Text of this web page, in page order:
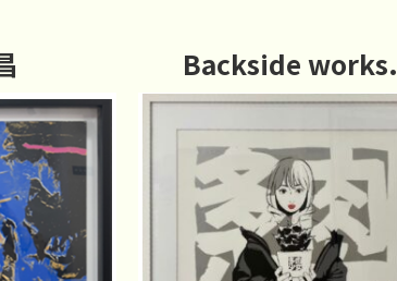
Backside works.